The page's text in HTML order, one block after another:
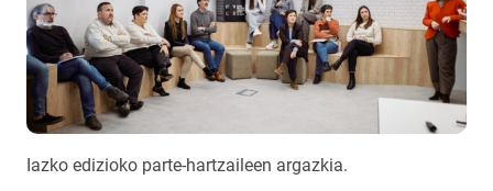
Iazko edizioko parte-hartzaileen argazkia.